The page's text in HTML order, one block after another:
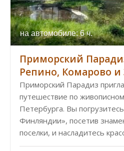
на автомобиле: 6 ч.
Приморский
Репино, Комарово и
Приморский Парадиз
путешествие по
Петербурга. Вы
Финляндии», посетив
поселки, и насладитесь